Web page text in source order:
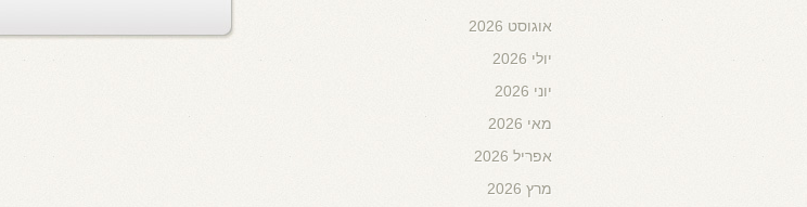
אוגוסט 2026
יולי 2026
יוני 2026
מאי 2026
אפריל 2026
מרץ 2026